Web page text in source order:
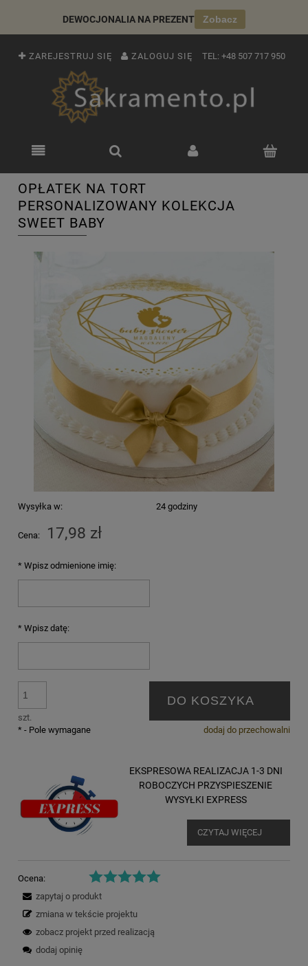
DEWOCJONALIA NA PREZENT Zobacz
ZAREJESTRUJ SIĘ ZALOGUJ SIĘ TEL: +48 507 717 950
OPŁATEK NA TORT
PERSONALIZOWANY KOLEKCJA
SWEET BABY
Wysyłka w: 24 godziny
Cena: 17,98 zł
* Wpisz odmienione imię:
* Wpisz datę:
szt.
DO KOSZYKA
dodaj do przechowalni
* - Pole wymagane
EKSPRESOWA REALIZACJA 1-3 DNI
ROBOCZYCH PRZYSPIESZENIE
WYSYŁKI EXPRESS
CZYTAJ WIĘCEJ
Ocena:
zapytaj o produkt
zmiana w tekście projektu
zobacz projekt przed realizacją
dodaj opinię